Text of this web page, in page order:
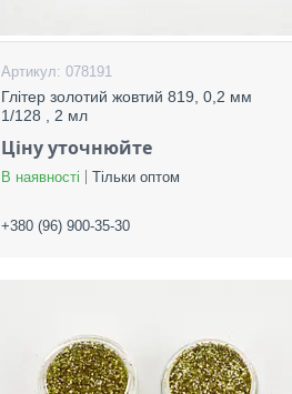
078191
Глітер золотий жовтий 819, 0,2 мм
1/128 , 2 мл
Ціну уточнюйте
В наявності Тільки оптом
+380 (96) 900-35-30